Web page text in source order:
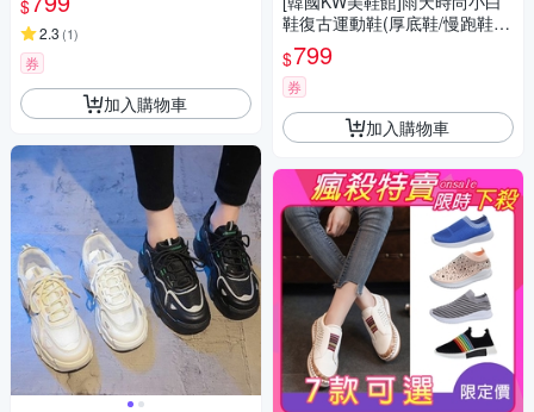
厚底/休閒鞋)(時時樂限定)
$
2.3 (1)
券
加入購物車
鞋復古運動鞋(厚底鞋/慢跑鞋/
休閒鞋)
$799
券
加入購物車